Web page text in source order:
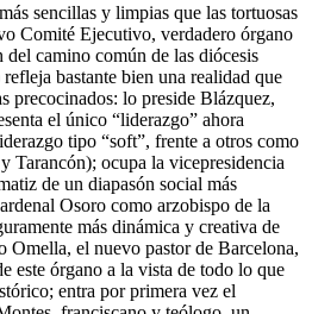
sencillas y limpias que las tortuosas
Comité Ejecutivo, verdadero órgano
camino común de las diócesis
bastante bien una realidad que
precocinados: lo preside Blázquez,
el único “liderazgo” ahora
tipo “soft”, frente a otros como
Tarancón); ocupa la vicepresidencia
de un diapasón social más
Osoro como arzobispo de la
más dinámica y creativa de
Omella, el nuevo pastor de Barcelona,
este órgano a la vista de todo lo que
entra por primera vez el